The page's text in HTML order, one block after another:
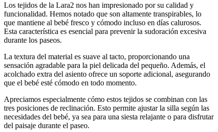
Los tejidos de la Lara2 nos han impresionado por su calidad y
funcionalidad. Hemos notado que son altamente transpirables, lo
que mantiene al bebé fresco y cómodo incluso en días calurosos.
Esta característica es esencial para prevenir la sudoración excesiva
durante los paseos.
La textura del material es suave al tacto, proporcionando una
sensación agradable para la piel delicada del pequeño. Además, el
acolchado extra del asiento ofrece un soporte adicional, asegurando
que el bebé esté cómodo en todo momento.
Apreciamos especialmente cómo estos tejidos se combinan con las
tres posiciones de reclinación. Esto permite ajustar la silla según las
necesidades del bebé, ya sea para una siesta relajante o para disfrutar
del paisaje durante el paseo.